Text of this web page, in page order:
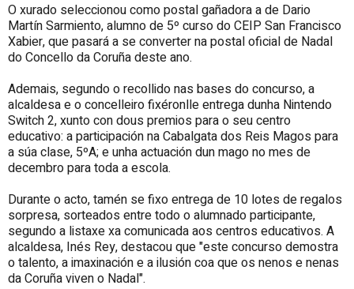
O xurado seleccionou como postal gañadora a de Dario
Martín Sarmiento, alumno de 5º curso do CEIP San Francisco
Xabier, que pasará a se converter na postal oficial de Nadal
do Concello da Coruña deste ano.
Ademais, segundo o recollido nas bases do concurso, a
alcaldesa e o concelleiro fixéronlle entrega dunha Nintendo
Switch 2, xunto con dous premios para o seu centro
educativo: a participación na Cabalgata dos Reis Magos para
a súa clase, 5ºA; e unha actuación dun mago no mes de
decembro para toda a escola.
Durante o acto, tamén se fixo entrega de 10 lotes de regalos
sorpresa, sorteados entre todo o alumnado participante,
segundo a listaxe xa comunicada aos centros educativos. A
alcaldesa, Inés Rey, destacou que "este concurso demostra
o talento, a imaxinación e a ilusión coa que os nenos e nenas
da Coruña viven o Nadal".